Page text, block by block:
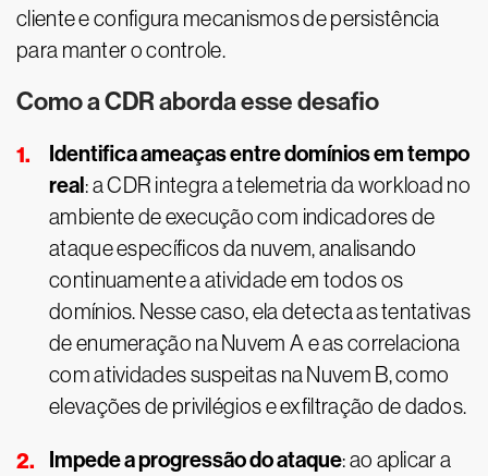
cliente e configura mecanismos de persistência
para manter o controle.
Como a CDR aborda esse desafio
Identifica ameaças entre domínios em tempo
real: a CDR integra a telemetria da workload no
ambiente de execução com indicadores de
ataque específicos da nuvem, analisando
continuamente a atividade em todos os
domínios. Nesse caso, ela detecta as tentativas
de enumeração na Nuvem A e as correlaciona
com atividades suspeitas na Nuvem B, como
elevações de privilégios e exfiltração de dados.
Impede a progressão do ataque: ao aplicar a